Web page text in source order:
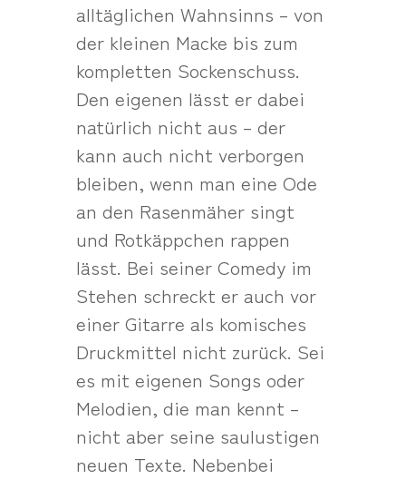
alltäglichen Wahnsinns – von
der kleinen Macke bis zum
kompletten Sockenschuss.
Den eigenen lässt er dabei
natürlich nicht aus – der
kann auch nicht verborgen
bleiben, wenn man eine Ode
an den Rasenmäher singt
und Rotkäppchen rappen
lässt. Bei seiner Comedy im
Stehen schreckt er auch vor
einer Gitarre als komisches
Druckmittel nicht zurück. Sei
es mit eigenen Songs oder
Melodien, die man kennt –
nicht aber seine saulustigen
neuen Texte. Nebenbei